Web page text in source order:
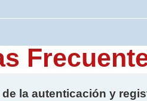
la autenticación y